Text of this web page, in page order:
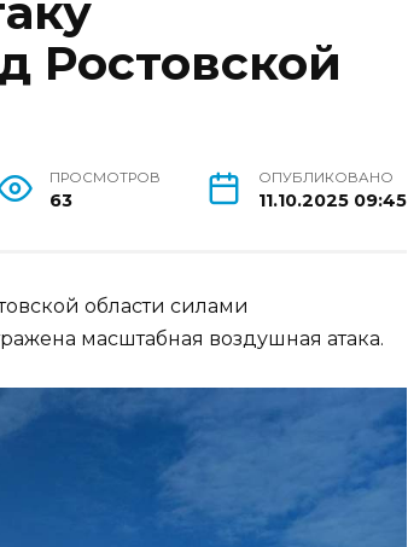
Ростовской
ПРОСМОТРОВ
63
ОПУБЛИКОВАНО
11.10.2025 09:45
области силами
масштабная воздушная атака.